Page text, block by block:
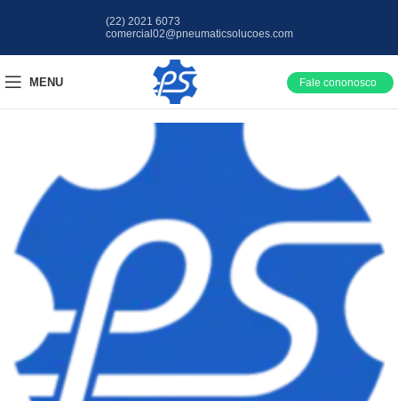
(22) 2021 6073
comercial02@pneumaticsolucoes.com
MENU Fale cononosco